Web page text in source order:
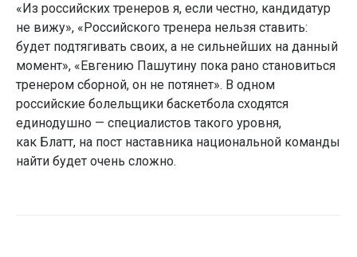
«Из российских тренеров я, если честно, кандидатур
не вижу», «Российского тренера нельзя ставить:
будет подтягивать своих, а не сильнейших на данный
момент», «Евгению Пашутину пока рано становиться
тренером сборной, он не потянет». В одном
российские болельщики баскетбола сходятся
единодушно — специалистов такого уровня,
как Блатт, на пост наставника национальной команды
найти будет очень сложно.